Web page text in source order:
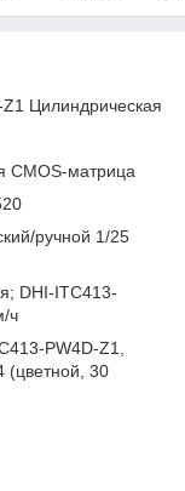
Цилиндрическая
CMOS-матрица
ручной 1/25
DHI-ITC413-
ч
PW4D-Z1,
(цветной, 30